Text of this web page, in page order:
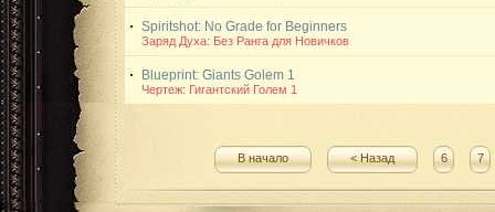
Spiritshot: No Grade for Beginners
Заряд Духа: Без Ранга для Новичков
Blueprint: Giants Golem 1
Чертеж: Гигантский Голем 1
В начало < Назад 6 7